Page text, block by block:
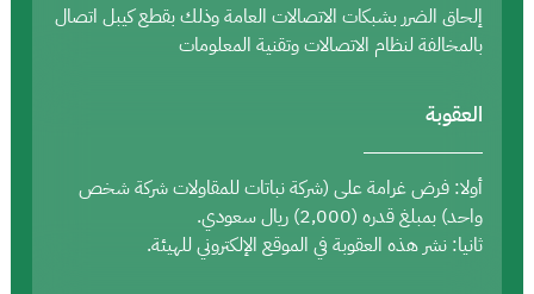
إلحاق الضرر بشبكات الاتصالات العامة وذلك بقطع كيبل اتصال
بالمخالفة لنظام الاتصالات وتقنية المعلومات
العقوبة
أولا: فرض غرامة على (شركة نباتات للمقاولات شركة شخص
واحد) بمبلغ قدره (2,000) ريال سعودي.
ثانيا: نشر هذه العقوبة في الموقع الإلكتروني للهيئة.